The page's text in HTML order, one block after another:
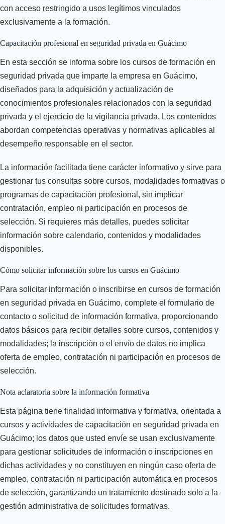
con acceso restringido a usos legítimos vinculados
exclusivamente a la formación.
Capacitación profesional en seguridad privada en Guácimo
En esta sección se informa sobre los cursos de formación en
seguridad privada que imparte la empresa en Guácimo,
diseñados para la adquisición y actualización de
conocimientos profesionales relacionados con la seguridad
privada y el ejercicio de la vigilancia privada. Los contenidos
abordan competencias operativas y normativas aplicables al
desempeño responsable en el sector.
La información facilitada tiene carácter informativo y sirve para
gestionar tus consultas sobre cursos, modalidades formativas o
programas de capacitación profesional, sin implicar
contratación, empleo ni participación en procesos de
selección. Si requieres más detalles, puedes solicitar
información sobre calendario, contenidos y modalidades
disponibles.
Cómo solicitar información sobre los cursos en Guácimo
Para solicitar información o inscribirse en cursos de formación
en seguridad privada en Guácimo, complete el formulario de
contacto o solicitud de información formativa, proporcionando
datos básicos para recibir detalles sobre cursos, contenidos y
modalidades; la inscripción o el envío de datos no implica
oferta de empleo, contratación ni participación en procesos de
selección.
Nota aclaratoria sobre la información formativa
Esta página tiene finalidad informativa y formativa, orientada a
cursos y actividades de capacitación en seguridad privada en
Guácimo; los datos que usted envíe se usan exclusivamente
para gestionar solicitudes de información o inscripciones en
dichas actividades y no constituyen en ningún caso oferta de
empleo, contratación ni participación automática en procesos
de selección, garantizando un tratamiento destinado solo a la
gestión administrativa de solicitudes formativas.